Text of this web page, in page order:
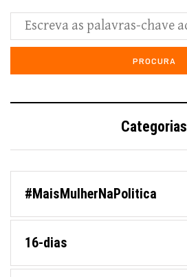
Categorias
#MaisMulherNaPolitica
16-dias